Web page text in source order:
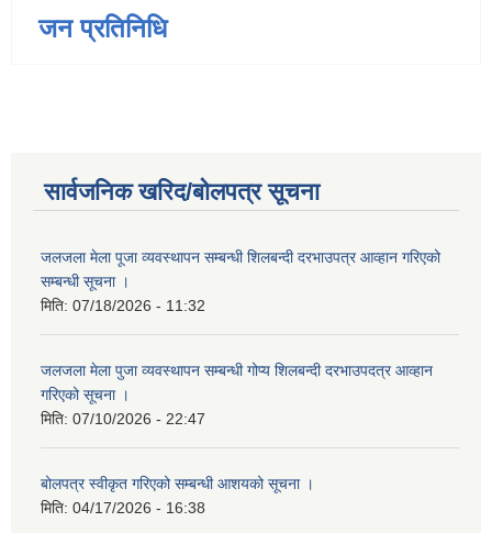
जन प्रतिनिधि
सार्वजनिक खरिद/बोलपत्र सूचना
जलजला मेला पूजा व्यवस्थापन सम्बन्धी शिलबन्दी दरभाउपत्र आव्हान गरिएको
सम्बन्धी सूचना ।
मिति: 07/18/2026 - 11:32
जलजला मेला पुजा व्यवस्थापन सम्बन्धी गोप्य शिलबन्दी दरभाउपदत्र आव्हान
गरिएको सूचना ।
मिति: 07/10/2026 - 22:47
बोलपत्र स्वीकृत गरिएको सम्बन्धी आशयको सूचना ।
मिति: 04/17/2026 - 16:38